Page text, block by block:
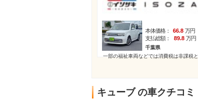
本体価格： 66.8 万円
支払総額：
89.8 万円
千葉県
一部の福祉車両などでは消費税は非課税
キューブ の車クチコミ